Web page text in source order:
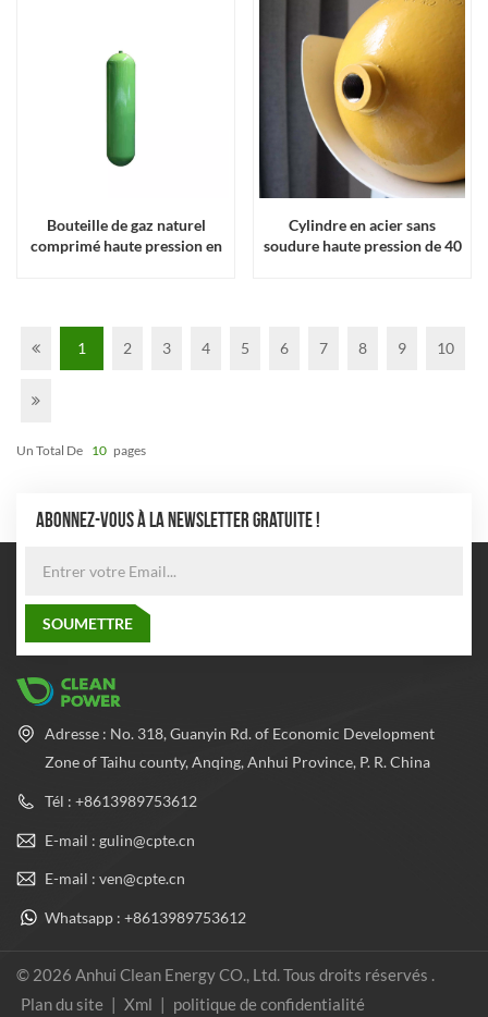
Bouteille de gaz naturel
comprimé haute pression en
Cylindre en acier sans
soudure haute pression de 40
1 2 3 4 5 6 7 8 9 10
Un Total De 10 Pages
ABONNEZ-VOUS À LA NEWSLETTER GRATUITE !
Adresse : No. 318, Guanyin Rd. of Economic Development
Zone of Taihu county, Anqing, Anhui Province, P. R. China
Tél : +8613989753612
E-mail : gulin@cpte.cn
E-mail : ven@cpte.cn
Whatsapp : +8613989753612
© 2026 Anhui Clean Energy CO., Ltd. Tous droits réservés .
Plan du site
Xml politique de confidentialité